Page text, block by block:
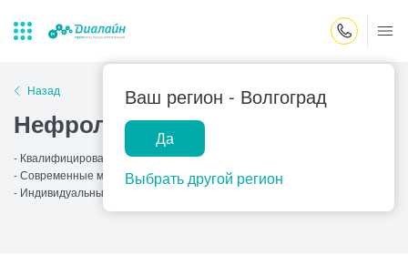
Ваш регион - Волгоград
Да
Выбрать другой регион
Лаборатории
Центр помощи
на дому
Закрыть поиск
Популярные запросы
Прием гинеколога
Назад
Нефрология
- Квалифицированные врачи
- Современные методы
- Индивидуальный подход